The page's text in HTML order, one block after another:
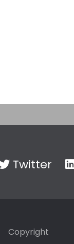
Twitter
Copyright